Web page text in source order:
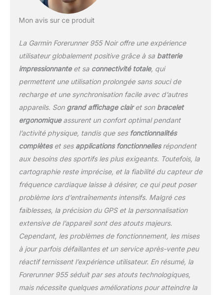
Mon avis sur ce produit
La Garmin Forerunner 955 Noir offre une expérience
utilisateur globalement positive grâce à sa batterie
impressionnanteet sa connectivité totale, qui
permettent une utilisation prolongée sans souci de
recharge et une synchronisation facile avec d’autres
appareils. Son grand affichage clairet son bracelet
ergonomiqueassurent un confort optimal pendant
l’activité physique, tandis que ses fonctionnalités
complèteset ses applications fonctionnellesrépondent
aux besoins des sportifs les plus exigeants. Toutefois, la
cartographie reste imprécise, et la fiabilité du capteur de
fréquence cardiaque laisse à désirer, ce qui peut poser
problème lors d’entraînements intensifs. Malgré ces
faiblesses, la précision du GPS et la personnalisation
extensive de l’appareil sont des atouts majeurs.
Cependant, les problèmes de fonctionnement, les mises
à jour parfois défaillantes et un service après-vente peu
réactif ternissent l’expérience utilisateur. En résumé, la
Forerunner 955 séduit par ses atouts technologiques,
mais nécessite quelques améliorations pour atteindre la